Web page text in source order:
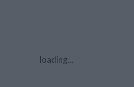
loading...